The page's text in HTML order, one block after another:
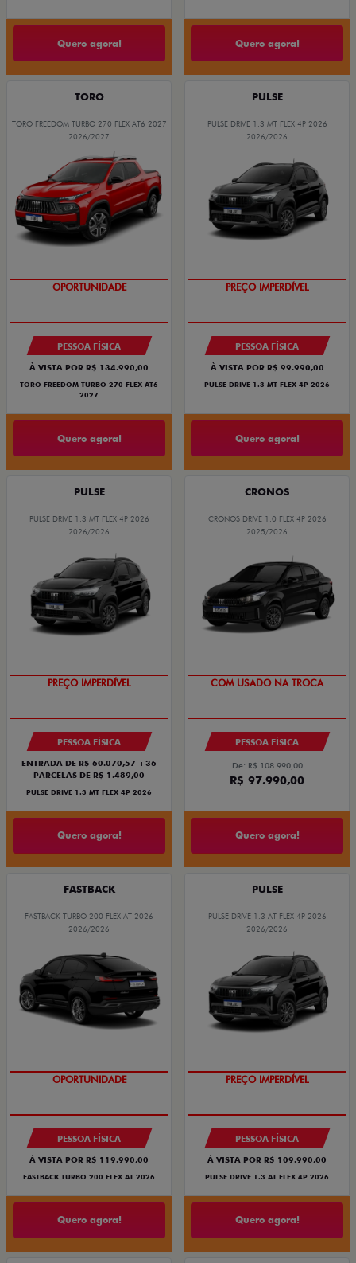
Quero agora! Quero agora!
TORO
TORO FREEDOM TURBO 270 FLEX AT6 2027
2026/2027
SUPERVALORIZAÇÃO DO USADO
PESSOA FÍSICA
À VISTA POR R$ 134.990,00
TORO FREEDOM TURBO 270 FLEX AT6
2027
Quero agora!
PULSE
PULSE DRIVE 1.3 MT FLEX 4P 2026
2026/2026
OPORTUNIDADE
PESSOA FÍSICA
À VISTA POR R$ 99.990,00
PULSE DRIVE 1.3 MT FLEX 4P 2026
Quero agora!
PULSE
PULSE DRIVE 1.3 MT FLEX 4P 2026
2026/2026
OPORTUNIDADE
PESSOA FÍSICA
ENTRADA DE R$ 60.070,57 +36
PARCELAS DE R$ 1.489,00
PULSE DRIVE 1.3 MT FLEX 4P 2026
Quero agora!
CRONOS
CRONOS DRIVE 1.0 FLEX 4P 2026
2025/2026
SUPER DESCONTO
PESSOA FÍSICA
De: R$ 108.990,00
R$ 97.990,00
Quero agora!
FASTBACK
FASTBACK TURBO 200 FLEX AT 2026
2026/2026
OPORTUNIDADE
PESSOA FÍSICA
À VISTA POR R$ 119.990,00
FASTBACK TURBO 200 FLEX AT 2026
Quero agora!
PULSE
PULSE DRIVE 1.3 AT FLEX 4P 2026
2026/2026
O SUV AUTOMÁTICO MAIS
PESSOA FÍSICA
À VISTA POR R$ 109.990,00
PULSE DRIVE 1.3 AT FLEX 4P 2026
Quero agora!